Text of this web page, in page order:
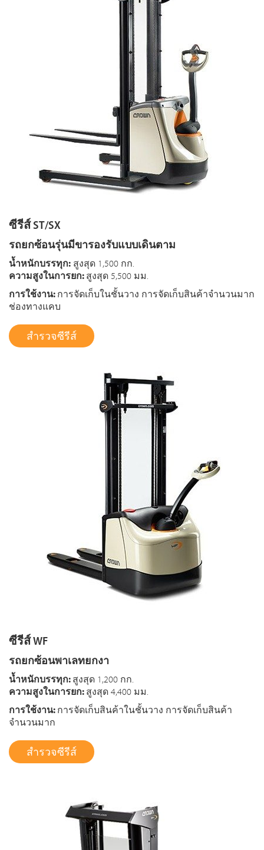
ซีรีส์ ST/SX
รถยกซ้อนรุ่นมีขารองรับแบบเดินตาม
น้ำหนักบรรทุก: สูงสุด 1,500 กก.
ความสูงในการยก: สูงสุด 5,500 มม.
การใช้งาน: การจัดเก็บในชั้นวาง การจัดเก็บสินค้าจำนวนมาก
ช่องทางแคบ
สำรวจซีรีส์
ซีรีส์ WF
รถยกซ้อนพาเลทยกงา
น้ำหนักบรรทุก: สูงสุด 1,200 กก.
ความสูงในการยก: สูงสุด 4,400 มม.
การใช้งาน: การจัดเก็บสินค้าในชั้นวาง การจัดเก็บสินค้า
จำนวนมาก
สำรวจซีรีส์